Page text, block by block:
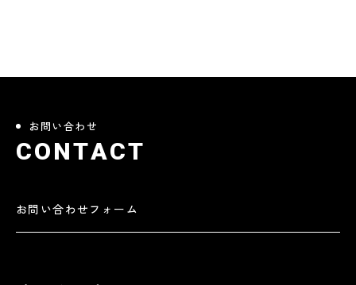
お問い合わせ
CONTACT
お問い合わせフォーム